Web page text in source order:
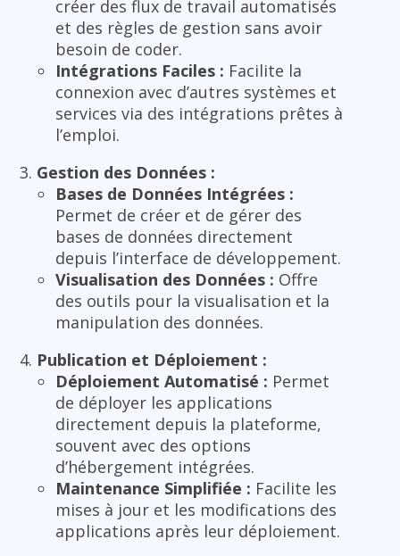
créer des flux de travail automatisés
et des règles de gestion sans avoir
besoin de coder.
Intégrations Faciles : Facilite la
connexion avec d’autres systèmes et
services via des intégrations prêtes à
l’emploi.
Gestion des Données :
Bases de Données Intégrées :
Permet de créer et de gérer des
bases de données directement
depuis l’interface de développement.
Visualisation des Données : Offre
des outils pour la visualisation et la
manipulation des données.
Publication et Déploiement :
Déploiement Automatisé : Permet
de déployer les applications
directement depuis la plateforme,
souvent avec des options
d’hébergement intégrées.
Maintenance Simplifiée : Facilite les
mises à jour et les modifications des
applications après leur déploiement.